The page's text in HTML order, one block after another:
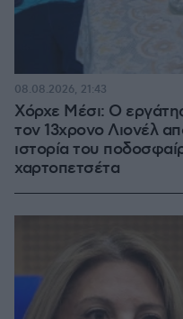
Χόρχε Μέσι: Ο
τον 13χρονο Λιονέλ
ιστορία του
χαρτοπετσέτα
08.08.2026, 21:43